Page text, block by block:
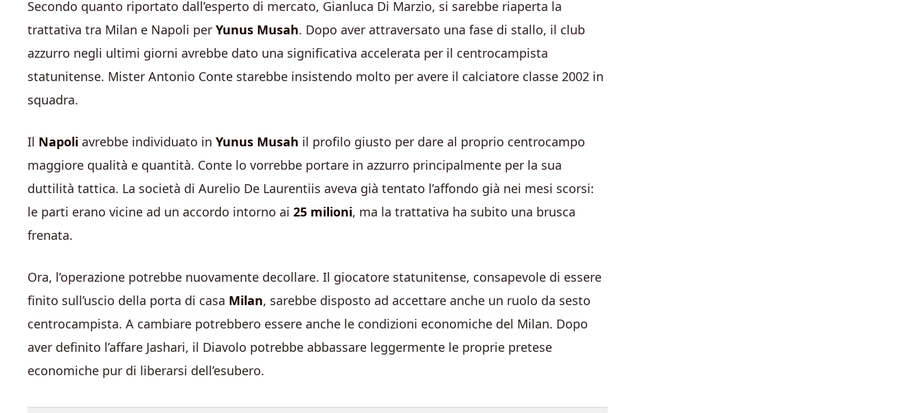
Secondo quanto riportato dall’esperto di mercato, Gianluca Di Marzio, si sarebbe riaperta la
trattativa tra Milan e Napoli per Yunus Musah. Dopo aver attraversato una fase di stallo, il club
azzurro negli ultimi giorni avrebbe dato una significativa accelerata per il centrocampista
statunitense. Mister Antonio Conte starebbe insistendo molto per avere il calciatore classe 2002 in
squadra.
Il Napoli avrebbe individuato in Yunus Musah il profilo giusto per dare al proprio centrocampo
maggiore qualità e quantità. Conte lo vorrebbe portare in azzurro principalmente per la sua
duttilità tattica. La società di Aurelio De Laurentiis aveva già tentato l’affondo già nei mesi scorsi:
le parti erano vicine ad un accordo intorno ai 25 milioni, ma la trattativa ha subito una brusca
frenata.
Ora, l’operazione potrebbe nuovamente decollare. Il giocatore statunitense, consapevole di essere
finito sull’uscio della porta di casa Milan, sarebbe disposto ad accettare anche un ruolo da sesto
centrocampista. A cambiare potrebbero essere anche le condizioni economiche del Milan. Dopo
aver definito l’affare Jashari, il Diavolo potrebbe abbassare leggermente le proprie pretese
economiche pur di liberarsi dell’esubero.